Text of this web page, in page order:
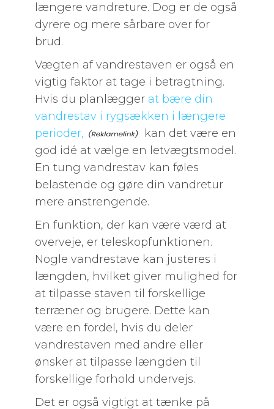
længere vandreture. Dog er de også
dyrere og mere sårbare over for
brud.
Vægten af vandrestaven er også en
vigtig faktor at tage i betragtning.
Hvis du planlægger at bære din
vandrestav i rygsækken i længere
perioder,
kan det være en
god idé at vælge en letvægtsmodel.
En tung vandrestav kan føles
belastende og gøre din vandretur
mere anstrengende.
En funktion, der kan være værd at
overveje, er teleskopfunktionen.
Nogle vandrestave kan justeres i
længden, hvilket giver mulighed for
at tilpasse staven til forskellige
terræner og brugere. Dette kan
være en fordel, hvis du deler
vandrestaven med andre eller
ønsker at tilpasse længden til
forskellige forhold undervejs.
Det er også vigtigt at tænke på